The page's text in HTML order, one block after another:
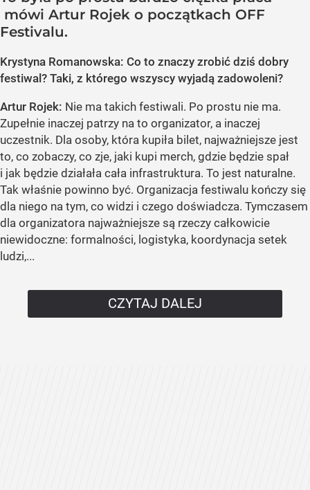
mówi Artur Rojek o początkach OFF
Festivalu.
Krystyna Romanowska: Co to znaczy zrobić dziś dobry
festiwal? Taki, z którego wszyscy wyjadą zadowoleni?
Artur Rojek: Nie ma takich festiwali. Po prostu nie ma.
Zupełnie inaczej patrzy na to organizator, a inaczej
uczestnik. Dla osoby, która kupiła bilet, najważniejsze jest
to, co zobaczy, co zje, jaki kupi merch, gdzie będzie spał
i jak będzie działała cała infrastruktura. To jest naturalne.
Tak właśnie powinno być. Organizacja festiwalu kończy się
dla niego na tym, co widzi i czego doświadcza. Tymczasem
dla organizatora najważniejsze są rzeczy całkowicie
niewidoczne: formalności, logistyka, koordynacja setek
ludzi,...
CZYTAJ DALEJ